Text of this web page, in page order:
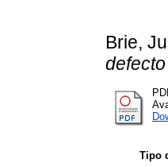
Brie,
Tipo